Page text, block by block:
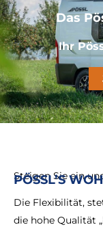
Das
Ihr
Steigen Sie ein
PÖSSL’S
Die Flexibilität,
die hohe Qualität